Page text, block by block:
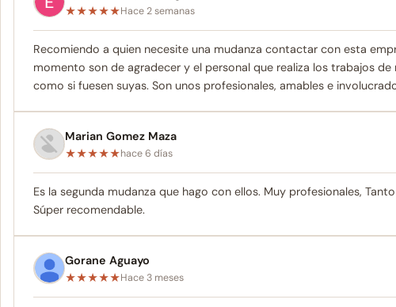
★★★★★Hace 2 semanas
Recomiendo a quien necesite una mudanza contactar con esta
momento son de agradecer y el personal que realiza los trabajos
como si fuesen suyas. Son unos profesionales, amables e
Marian Gomez Maza
★★★★★hace 6 días
Es la segunda mudanza que hago con ellos. Muy profesionales,
Súper recomendable.
Gorane Aguayo
★★★★★Hace 3 meses